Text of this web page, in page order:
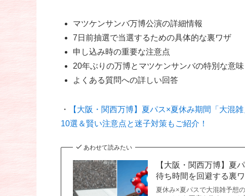
マツケンサンバ万博公演の詳細情報
7日前抽選で当選するための具体的な裏ワザ
申し込み時の重要な注意点
20年ぶりの万博とマツケンサンバの特別な意味
よくある質問への詳しい回答
・
【大阪・関西万博】夏パス×夏休み期間「大混
10選＆賢い注意点と迷子対策もご紹介！
あわせて読みたい
【大阪・関西万博】夏
待ち時間を回避する裏
夏休み×夏パスで大混雑予想